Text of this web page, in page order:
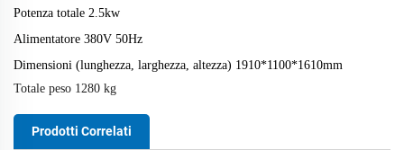
Potenza totale 2.5kw
Alimentatore 380V 50Hz
Dimensioni (lunghezza, larghezza, altezza) 1910*1100*1610mm
Totale peso 1280 kg
Prodotti Correlati